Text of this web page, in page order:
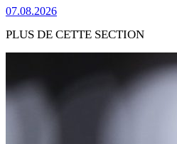
07.08.2026
PLUS DE CETTE SECTION